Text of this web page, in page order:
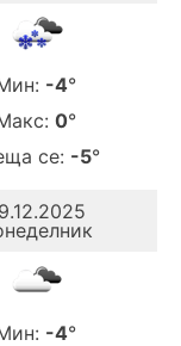
-4°
0°
се: -5°
-4°